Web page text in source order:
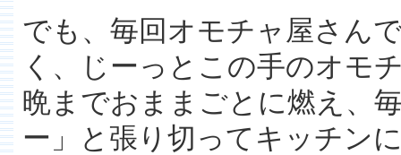
でも、毎回オモチャ屋さん
く、じーっとこの手のオモ
晩までおままごとに燃え、
ー」と張り切ってキッチン